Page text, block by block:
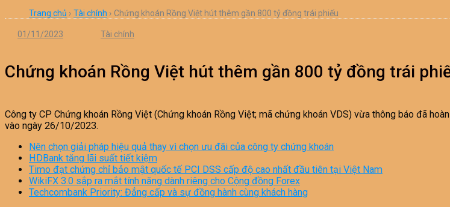
Trang chủ › Tài chính › Chứng khoán Rồng Việt hút thêm gần 800 tỷ đồng trái phiếu
01/11/2023 Tài chính
Chứng khoán Rồng Việt hút thêm gần 800 tỷ đồng trái
Công ty CP Chứng khoán Rồng Việt (Chứng khoán Rồng Việt; mã chứng khoán VDS) vừa thông báo đã
vào ngày 26/10/2023.
Nên chọn giải pháp hiệu quả thay vì chọn ưu đãi của công ty chứng khoán
HDBank tăng lãi suất tiết kiệm
Timo đạt chứng chỉ bảo mật quốc tế PCI DSS cấp độ cao nhất đầu tiên tại Việt Nam
WikiFX 3.0 sắp ra mắt tính năng dành riêng cho Cộng đồng Forex
Techcombank Priority: Đẳng cấp và sự đồng hành cùng khách hàng